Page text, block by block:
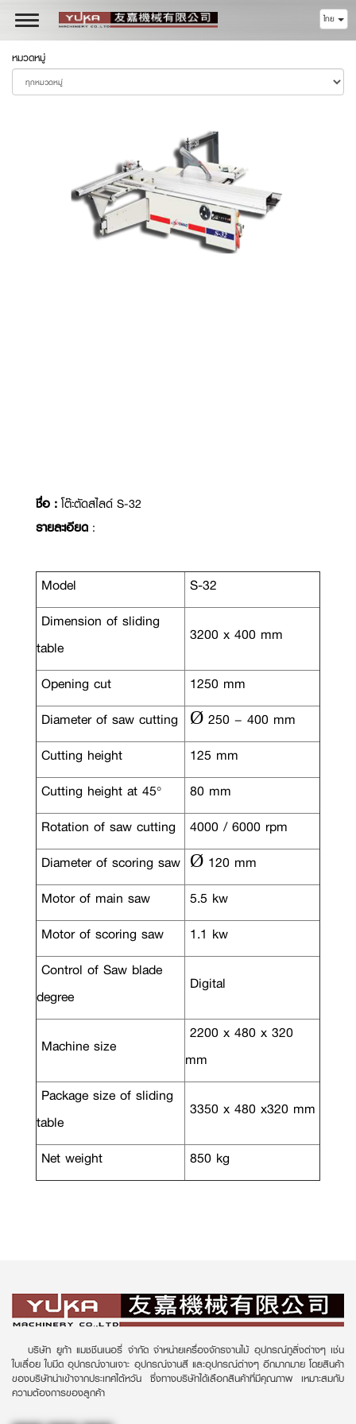
Toggle
navigation
ไทย
หมวดหมู่
ชื่อ : โต๊ะตัดสไลด์ S-32
รายละเอียด :
Model
S-32
Dimension of sliding
table
3200 x 400 mm
Opening cut
1250 mm
Diameter of saw cutting
Ø 250 – 400 mm
Cutting height
125 mm
Cutting height at 45°
80 mm
Rotation of saw cutting
4000 / 6000 rpm
Diameter of scoring saw Ø 120 mm
Motor of main saw
5.5 kw
Motor of scoring saw
1.1 kw
Control of Saw blade
degree
Digital
Machine size
2200 x 480 x 320
mm
Package size of sliding
table
3350 x 480 x320 mm
Net weight 850 kg
บริษัท ยูก้า แมชชีนเนอรี่ จำกัด จำหน่ายเครื่องจักรงานไม้ อุปกรณ์ทูลิ่งต่างๆ เช่น
ใบเลื่อย ใบมีด อุปกรณ์งานเจาะ อุปกรณ์งานสี และอุปกรณ์ต่างๆ อีกมากมาย โดยสินค้า
ของบริษัทนำเข้าจากประเทศไต้หวัน ซึ่งทางบริษัทได้เลือกสินค้าที่มีคุณภาพ เหมาะสมกับ
ความต้องการของลูกค้า